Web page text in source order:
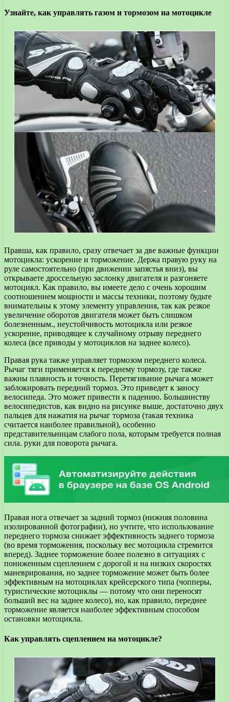
Узнайте, как управлять газом и тормозом на мотоцикле
Правша, как правило, сразу отвечает за две важные функции
мотоцикла: ускорение и торможение. Держа правую руку на
руле самостоятельно (при движении запястья вниз), вы
открываете дроссельную заслонку двигателя и разгоняете
мотоцикл. Как правило, вы имеете дело с очень хорошим
соотношением мощности и массы техники, поэтому будьте
внимательны к этому элементу управления, так как резкое
увеличение оборотов двигателя может быть слишком
болезненным., неустойчивость мотоцикла или резкое
ускорение, приводящее к случайному отрыву переднего
колеса (все приводы у мотоциклов на заднее колесо).
Правая рука также управляет тормозом переднего колеса.
Рычаг тяги применяется к переднему тормозу, где также
важны плавность и точность. Перетягивание рычага может
заблокировать передний тормоз. Это приведет к заносу
велосипеда. Это может привести к падению. Большинству
велосипедистов, как видно на рисунке выше, достаточно двух
пальцев для нажатия на рычаг тормоза (такая техника
считается наиболее правильной), особенно
представительницам слабого пола, которым требуется полная
сила. руки для поворота рычага.
Правая нога отвечает за задний тормоз (нижняя половина
изолированной фотографии), но учтите, что использование
переднего тормоза снижает эффективность заднего тормоза
(во время торможения, поскольку вес мотоцикла стремится
вперед). Заднее торможение более полезно в ситуациях с
пониженным сцеплением с дорогой и на низких скоростях
маневрирования, но заднее торможение может быть более
эффективным на мотоциклах крейсерского типа (чопперы,
туристические мотоциклы — потому что они переносят
больший вес на заднее колесо), но, как правило, переднее
торможение является наиболее эффективным способом
остановки мотоцикла.
Как управлять сцеплением на мотоцикле?